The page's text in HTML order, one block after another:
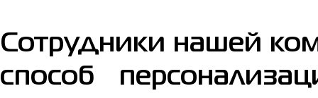
Сотрудники нашей
способ